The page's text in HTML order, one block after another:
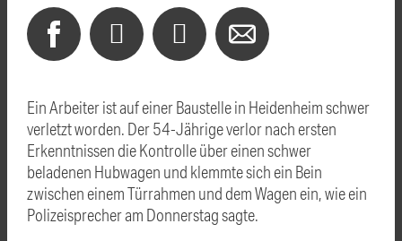
Ein Arbeiter ist auf einer Baustelle in Heidenheim schwer
verletzt worden. Der 54-Jährige verlor nach ersten
Erkenntnissen die Kontrolle über einen schwer
beladenen Hubwagen und klemmte sich ein Bein
zwischen einem Türrahmen und dem Wagen ein, wie ein
Polizeisprecher am Donnerstag sagte.